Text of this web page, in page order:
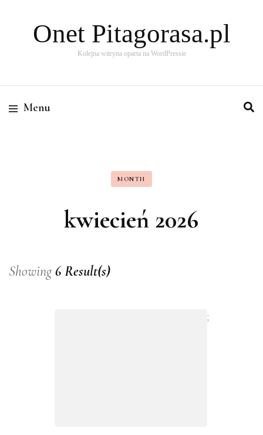
Onet Pitagorasa.pl
Kolejna witryna oparta na WordPressie
Menu
MONTH
kwiecień 2026
Showing6 Result(s)
;